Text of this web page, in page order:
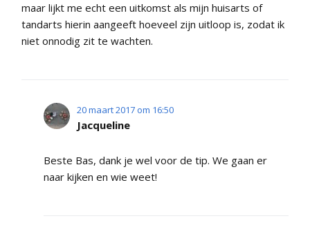
maar lijkt me echt een uitkomst als mijn huisarts of
tandarts hierin aangeeft hoeveel zijn uitloop is, zodat ik
niet onnodig zit te wachten.
20 maart 2017 om 16:50
Jacqueline
Beste Bas, dank je wel voor de tip. We gaan er
naar kijken en wie weet!